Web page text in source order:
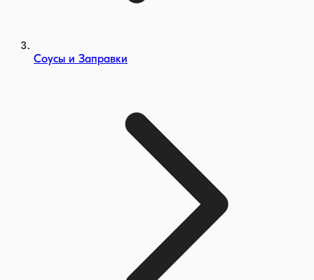
Cоусы и Заправки